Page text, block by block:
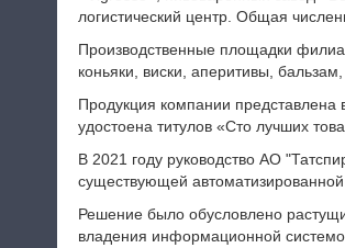
логистический центр. Общая
Производственные площадки
коньяки, виски, аперитивы,
Продукция компании
удостоена титулов «Сто лучших
В 2021 году руководство АО
существующей
Решение было обусловлено
владения информационной